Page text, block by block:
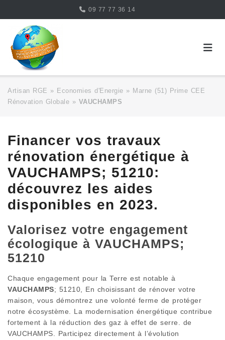
content
09 77 77 36 14
Artisan RGE » Economies d'Energie » Marne (51) Prime CEE
Rénovation Globale » VAUCHAMPS
Financer vos travaux
rénovation énergétique à
VAUCHAMPS; 51210:
découvrez les aides
disponibles en 2023.
Valorisez votre engagement
écologique à VAUCHAMPS;
51210
Chaque engagement pour la Terre est notable à
VAUCHAMPS; 51210, En choisissant de rénover votre
maison, vous démontrez une volonté ferme de protéger
notre écosystème. La modernisation énergétique contribue
fortement à la réduction des gaz à effet de serre. de
VAUCHAMPS. Participez directement à l’évolution